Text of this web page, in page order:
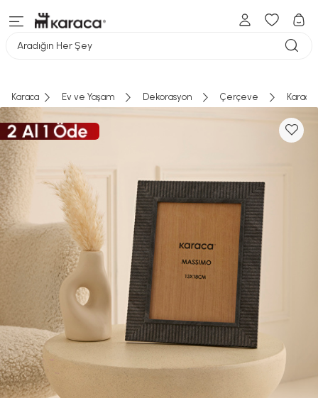
Aradığın Her Şey
Karaca Ev ve Yaşam Dekorasyon Çerçeve